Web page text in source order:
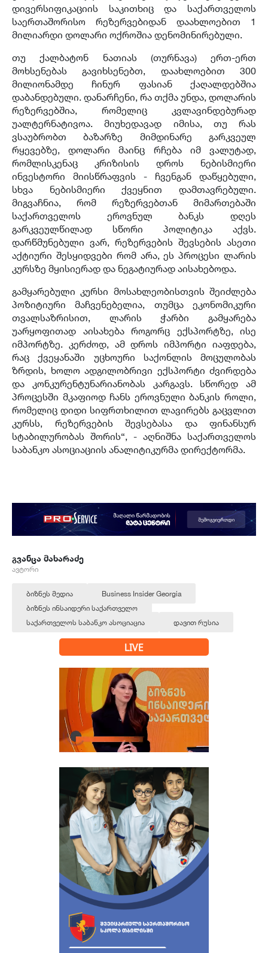
დივერსიფიკაციის საკითხიც და საქართველოს
საერთაშორისო რეზერვებიდან დაახლოებით 1
მილიარდი დოლარი ოქროშია დენომინირებული.
თუ ქალბატონ ნათიას (თურნავა) ერთ-ერთ
მოხსენებას გავიხსენებთ, დაახლოებით 300
მილიონამდე ჩინურ ფასიან ქაღალდებშია
დაბანდებული. დანარჩენი, რა თქმა უნდა, დოლარის
რეზერვებშია, რომელიც კვლავინდებურად
უალტერნატივოა. მიუხედავად იმისა, თუ რას
ვსაუბრობთ ბაზარზე მიმდინარე გარკვეულ
რყევებზე, დოლარი მაინც რჩება იმ ვალუტად,
რომლისკენაც კრიზისის დროს ნებისმიერი
ინვესტორი მიისწრაფვის - ჩვენგან დაწყებული,
სხვა ნებისმიერი ქვეყნით დამთავრებული.
მიგვაჩნია, რომ რეზერვებთან მიმართებაში
საქართველოს ეროვნულ ბანკს დღეს
გარკვეულწილად სწორი პოლიტიკა აქვს.
დარწმუნებული ვარ, რეზერვების შევსების ასეთი
აქტიური შესყიდვები რომ არა, ეს პროცესი ლარის
კურსზე მყისიერად და ნეგატიურად აისახებოდა.
გამყარებული კურსი მოსახლეობისთვის შეიძლება
პოზიტიური მაჩვენებელია, თუმცა ეკონომიკური
თვალსაზრისით, ლარის ჭარბი გამყარება
უარყოფითად აისახება როგორც ექსპორტზე, ისე
იმპორტზე. კერძოდ, ამ დროს იმპორტი იაფდება,
რაც ქვეყანაში უცხოური საქონლის მოცულობას
ზრდის, ხოლო ადგილობრივი ექსპორტი ძვირდება
და კონკურენტუნარიანობას კარგავს. სწორედ ამ
პროცესში მკაფიოდ ჩანს ეროვნული ბანკის როლი,
რომელიც დიდი სიფრთხილით ლავირებს გაცვლით
კურსს, რეზერვების შევსებასა და ფინანსურ
სტაბილურობას შორის“, - აღნიშნა საქართველოს
საბანკო ასოციაციის ანალიტიკურმა დირექტორმა.
გვანცა მახარაძე
ავტორი
ბიზნეს მედია
Business Insider Georgia
ბიზნეს ინსაიდერი საქართველო
საქართველოს საბანკო ასოციაცია
დავით რუსია
LIVE